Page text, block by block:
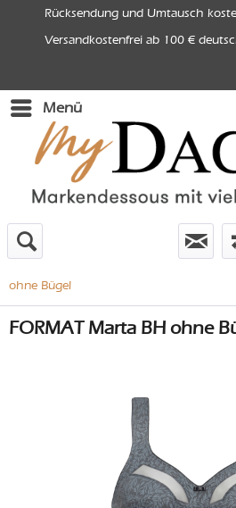
Rücksendung und Umtausch
Versandkostenfrei ab 100 €
Menü
ohne Bügel
FORMAT Marta BH ohne